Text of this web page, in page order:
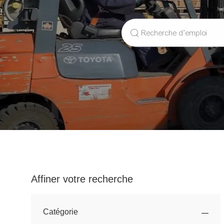
Search
for
Job
Title
Affiner votre recherche
Catégorie